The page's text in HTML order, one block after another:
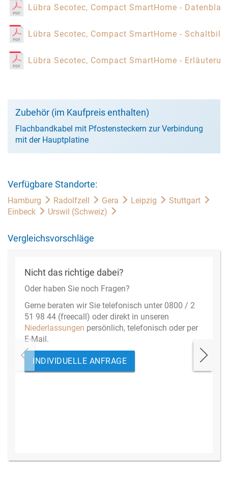
Lübra Secotec, Compact SmartHome -
Lübra Secotec, Compact SmartHome - Schaltbild
Lübra Secotec, Compact SmartHome -
Zubehör (im Kaufpreis enthalten)
Flachbandkabel mit Pfostensteckern zur Verbindung
mit der Hauptplatine
Verfügbare Standorte:
Hamburg Radolfzell Gera Leipzig
Stuttgart
Einbeck
Urswil (Schweiz)
Vergleichsvorschläge
Nicht das richtige dabei?
Oder haben Sie noch Fragen?
Gerne beraten wir Sie telefonisch unter 0800 / 2
51 98 44 (freecall) oder direkt in unseren
Niederlassungen persönlich, telefonisch oder per
E-Mail.
INDIVIDUELLE ANFRAGE